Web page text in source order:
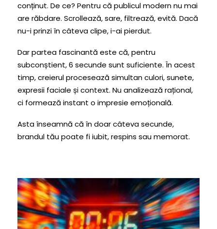
conținut. De ce? Pentru că publicul modern nu mai
are răbdare. Scrollează, sare, filtrează, evită. Dacă
nu-i prinzi în câteva clipe, i-ai pierdut.
Dar partea fascinantă este că, pentru
subconștient, 6 secunde sunt suficiente. În acest
timp, creierul procesează simultan culori, sunete,
expresii faciale și context. Nu analizează rațional,
ci formează instant o impresie emoțională.
Asta înseamnă că în doar câteva secunde,
brandul tău poate fi iubit, respins sau memorat.